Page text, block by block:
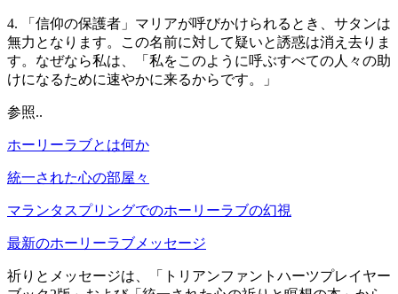
4.
「信仰の保護者」マリアが呼びかけられるとき、サタンは
無力となります。この名前に対して疑いと誘惑は消え去りま
す。なぜなら私は、「私をこのように呼ぶすべての人々の助
けになるために速やかに来るからです。」
参照..
ホーリーラブとは何か
統一された心の部屋々
マランタスプリングでのホーリーラブの幻視
最新のホーリーラブメッセージ
祈りとメッセージは、「トリアンファントハーツプレイヤー